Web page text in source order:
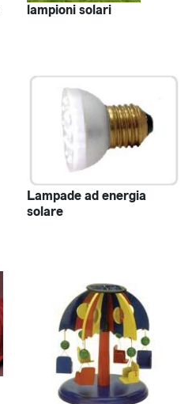
lampioni solari
Lampade ad energia
solare